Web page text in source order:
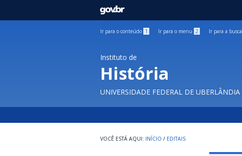
GOVBR
Ir para o conteúdo 1 Ir para o menu 2 Ir para a busca
Instituto de
História
UNIVERSIDADE FEDERAL DE UBERLÂNDIA
INÍCIO / EDITAIS